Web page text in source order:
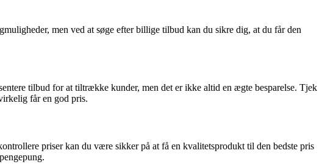
men ved at søge efter billige tilbud kan du sikre dig, at du får den
tilbud for at tiltrække kunder, men det er ikke altid en ægte besparelse. Tjek
får en god pris.
priser kan du være sikker på at få en kvalitetsprodukt til den bedste pris